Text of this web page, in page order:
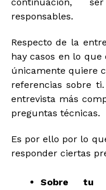
responsables.
Respecto de la
hay casos en lo que
únicamente quiere
referencias sobre
entrevista más
preguntas técnicas.
Es por ello por lo
responder ciertas
Sobre tu